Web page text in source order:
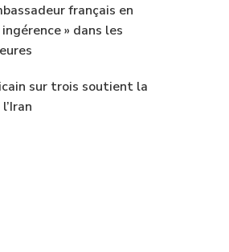
français en
ingérence » dans les
sur trois soutient la